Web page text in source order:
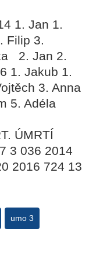
1. Jan 1.
Filip 3.
2. Jan 2.
1. Jakub 1.
3. Anna
5. Adéla
ÚMRTÍ
3 036 2014
2016 724 13
umo 3